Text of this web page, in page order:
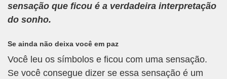
sensação que ficou é a verdadeira interpretação
do sonho.
Se ainda não deixa você em paz
Você leu os símbolos e ficou com uma sensação.
Se você consegue dizer se essa sensação é um